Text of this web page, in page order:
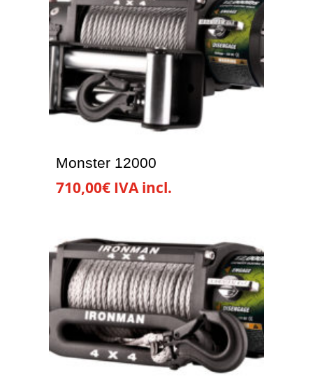
Monster 12000
710,00€ IVA incl.